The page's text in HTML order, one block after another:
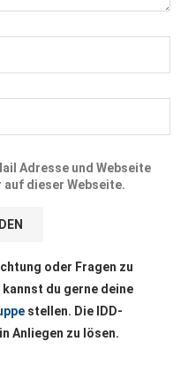
Adresse und Webseite
auf dieser Webseite.
oder Fragen zu
du gerne deine
stellen. Die IDD-
Anliegen zu lösen.